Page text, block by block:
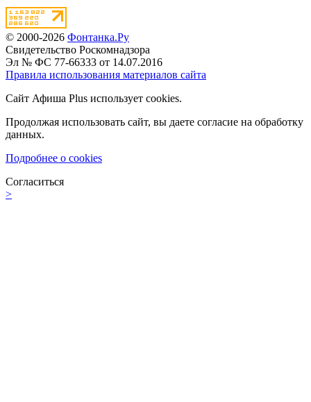
© 2000-2026 Фонтанка.Ру
Свидетельство Роскомнадзора
Эл № ФС 77-66333 от 14.07.2016
Правила использования материалов сайта
Сайт Афиша Plus использует cookies.
Продолжая использовать сайт, вы даете согласие на обработку
данных.
Подробнее о cookies
Согласиться
>